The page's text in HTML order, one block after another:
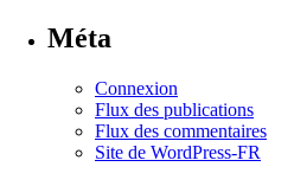
Méta
Connexion
Flux des publications
Flux des commentaires
Site de WordPress-FR